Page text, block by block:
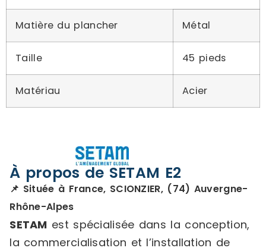
Matière du plancher Métal
Taille 45 pieds
Matériau Acier
À propos de SETAM E2
📌 Située à France, SCIONZIER, (74) Auvergne-
Rhône-Alpes
SETAM est spécialisée dans la conception,
la commercialisation et l’installation de